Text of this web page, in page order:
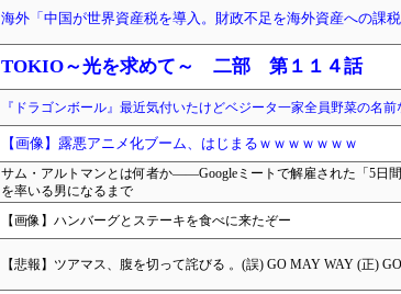
海外「中国が世界資産税を導入。財政不足を海外資産への課税
TOKIO～光を求めて～ 二部 第１１４話
『ドラゴンボール』最近気付いたけどベジータ一家全員野菜の名
【画像】露悪アニメ化ブーム、はじまるｗｗｗｗｗｗｗ
サム・アルトマンとは何者か——Googleミートで解雇された「5日
を率いる男になるまで
【画像】ハンバーグとステーキを食べに来たぞー
【悲報】ツアマス、腹を切って詫びる 。(誤) GO MAY WAY (正)